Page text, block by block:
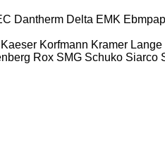
Dantherm Delta EMK
Kaeser Korfmann Kramer Lange
Rox SMG Schuko Siarco